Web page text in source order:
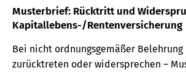
Musterbrief: Rücktritt und
Kapitallebens-/Rentenversicherung
Bei nicht ordnungsgemäßer Belehrung
zurücktreten oder widersprechen –